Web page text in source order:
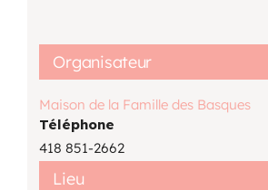
Lieu
Organisateur
Maison de la Famille des Basques
Téléphone
418 851-2662